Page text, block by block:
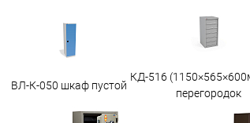
ВЛ-К-050 шкаф пустой
КД-516
перегородок